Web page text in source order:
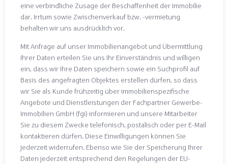
eine verbindliche Zusage der Beschaffenheit der Immobilie
dar. Irrtum sowie Zwischenverkauf bzw. -vermietung
behalten wir uns ausdrücklich vor.
Mit Anfrage auf unser Immobilienangebot und Übermittlung
Ihrer Daten erteilen Sie uns Ihr Einverständnis und willigen
ein, dass wir Ihre Daten speichern sowie ein Suchprofil auf
Basis des angefragten Objektes erstellen dürfen, so dass
wir Sie als Kunde frühzeitig über immobilienspezifische
Angebote und Dienstleistungen der Fachpartner Gewerbe-
Immobilien GmbH (fgi) informieren und unsere Mitarbeiter
Sie zu diesem Zwecke telefonisch, postalisch oder per E-Mail
kontaktieren dürfen. Diese Einwilligungen können Sie
jederzeit widerrufen. Ebenso wie Sie der Speicherung Ihrer
Daten jederzeit entsprechend den Regelungen der EU-